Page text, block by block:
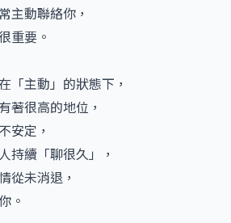
主動聯絡你，
重要。
「主動」的狀態下，
著很高的地位，
安定，
持續「聊很久」，
從未消退，
。